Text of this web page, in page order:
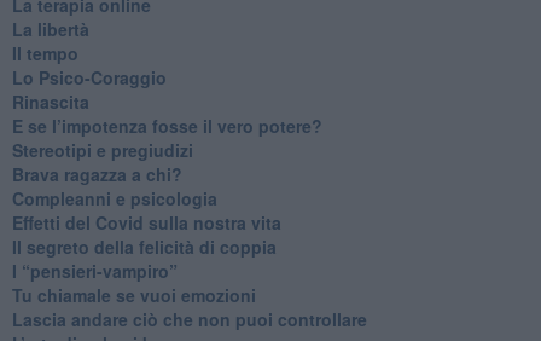
La libertà
​Il tempo
​Lo Psico-Coraggio
Rinascita
​E se l’impotenza fosse il vero potere?
Stereotipi e pregiudizi
​Brava ragazza a chi?
​Compleanni e psicologia
Effetti del Covid sulla nostra vita
Il segreto della felicità di coppia
​I “pensieri-vampiro”
​Tu chiamale se vuoi emozioni
​Lascia andare ciò che non puoi controllare